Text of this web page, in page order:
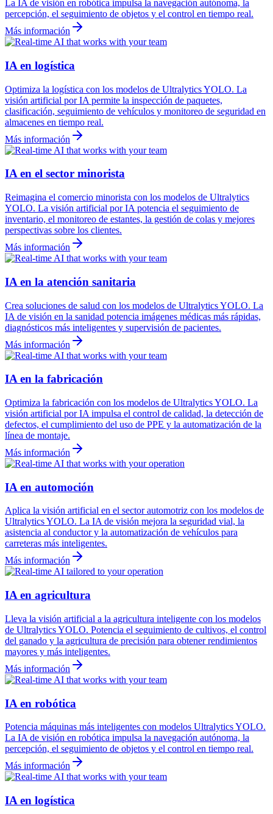
La IA de visión en robótica impulsa la navegación autónoma, la
percepción, el seguimiento de objetos y el control en tiempo real.
Más información
IA en logística
Optimiza la logística con los modelos de Ultralytics YOLO. La
visión artificial por IA permite la inspección de paquetes,
clasificación, seguimiento de vehículos y monitoreo de seguridad en
almacenes en tiempo real.
Más información
IA en el sector minorista
Reimagina el comercio minorista con los modelos de Ultralytics
YOLO. La visión artificial por IA potencia el seguimiento de
inventario, el monitoreo de estantes, la gestión de colas y mejores
perspectivas sobre los clientes.
Más información
IA en la atención sanitaria
Crea soluciones de salud con los modelos de Ultralytics YOLO. La
IA de visión en la sanidad potencia imágenes médicas más rápidas,
diagnósticos más inteligentes y supervisión de pacientes.
Más información
IA en la fabricación
Optimiza la fabricación con los modelos de Ultralytics YOLO. La
visión artificial por IA impulsa el control de calidad, la detección de
defectos, el cumplimiento del uso de PPE y la automatización de la
línea de montaje.
Más información
IA en automoción
Aplica la visión artificial en el sector automotriz con los modelos de
Ultralytics YOLO. La IA de visión mejora la seguridad vial, la
asistencia al conductor y la automatización de vehículos para
carreteras más inteligentes.
Más información
IA en agricultura
Lleva la visión artificial a la agricultura inteligente con los modelos
de Ultralytics YOLO. Potencia el seguimiento de cultivos, el control
del ganado y la agricultura de precisión para obtener rendimientos
mayores y más inteligentes.
Más información
IA en robótica
Potencia máquinas más inteligentes con modelos Ultralytics YOLO.
La IA de visión en robótica impulsa la navegación autónoma, la
percepción, el seguimiento de objetos y el control en tiempo real.
Más información
IA en logística